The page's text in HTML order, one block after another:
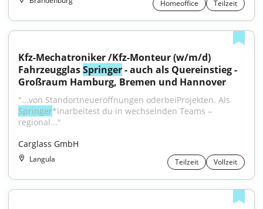
Homeoffice Teilzeit
Kfz-Mechatroniker /Kfz-Monteur (w/m/d)
Fahrzeugglas Springer - auch als Quereinstieg -
Großraum Hamburg, Bremen und Hannover
Springer*inarbeitest du in wechselnden Teams –
regional..."
Carglass GmbH
Langula Teilzeit Vollzeit